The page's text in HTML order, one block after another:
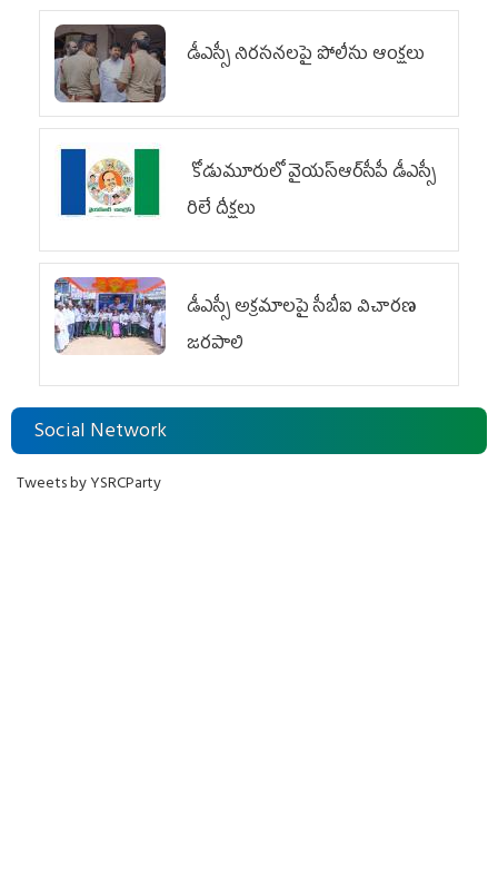
డీఎస్సీ నిరసనలపై పోలీసు ఆంక్షలు
కోడుమూరులో వైయ‌స్ఆర్‌సీపీ డీఎస్సీ
రిలే దీక్షలు
డీఎస్సీ అక్రమాలపై సీబీఐ విచారణ
జరపాలి
Social Network
Tweets by YSRCParty